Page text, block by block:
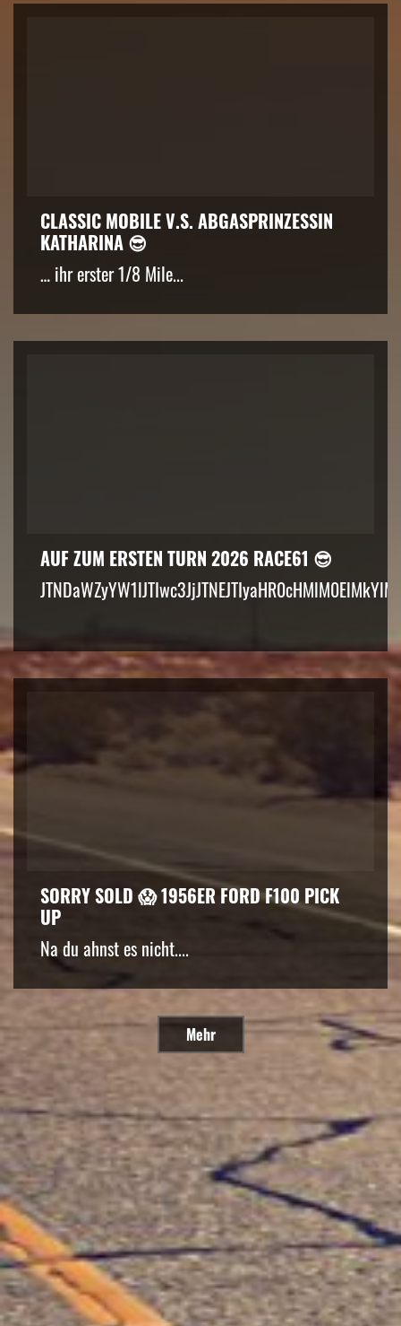
CLASSIC MOBILE V.S. ABGASPRINZESSIN
KATHARINA 😎
… ihr erster 1/8 Mile...
AUF ZUM ERSTEN TURN 2026 RACE61 😎
SORRY SOLD 😱 1956ER FORD F100 PICK
UP
Na du ahnst es nicht....
Mehr